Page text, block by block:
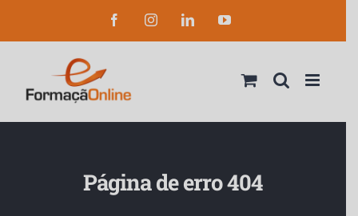
to
FacebookInstagramLinkedInYouTube
Página de erro 404